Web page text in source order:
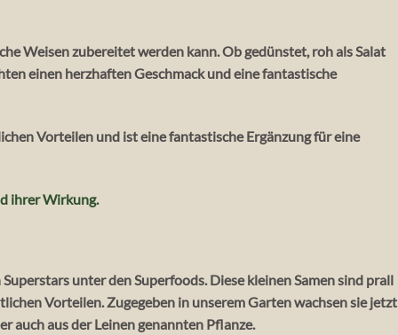
Weisen zubereitet werden kann. Ob gedünstet, roh als Salat
einen herzhaften Geschmack und eine fantastische
Vorteilen und ist eine fantastische Ergänzung für eine
ihrer Wirkung.
unter den Superfoods. Diese kleinen Samen sind prall
Vorteilen. Zugegeben in unserem Garten wachsen sie jetzt
auch aus der Leinen genannten Pflanze.